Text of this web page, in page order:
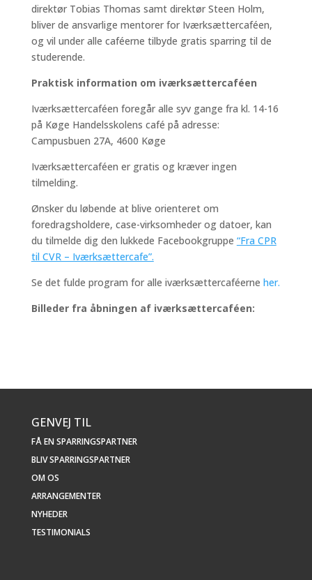
direktør Tobias Thomas samt direktør Steen Holm,
bliver de ansvarlige mentorer for Iværksættercaféen,
og vil under alle caféerne tilbyde gratis sparring til de
studerende.
Praktisk information om iværksættercaféen
Iværksættercaféen foregår alle syv gange fra kl. 14-16
på Køge Handelsskolens café på adresse:
Campusbuen 27A, 4600 Køge
Iværksættercaféen er gratis og kræver ingen
tilmelding.
Ønsker du løbende at blive orienteret om
foredragsholdere, case-virksomheder og datoer, kan
du tilmelde dig den lukkede Facebookgruppe “Fra CPR
til CVR – Iværksættercafe”.
Se det fulde program for alle iværksættercaféerne her.
Billeder fra åbningen af iværksættercaféen:
GENVEJ TIL
FÅ EN SPARRINGSPARTNER
BLIV SPARRINGSPARTNER
OM OS
ARRANGEMENTER
NYHEDER
TESTIMONIALS